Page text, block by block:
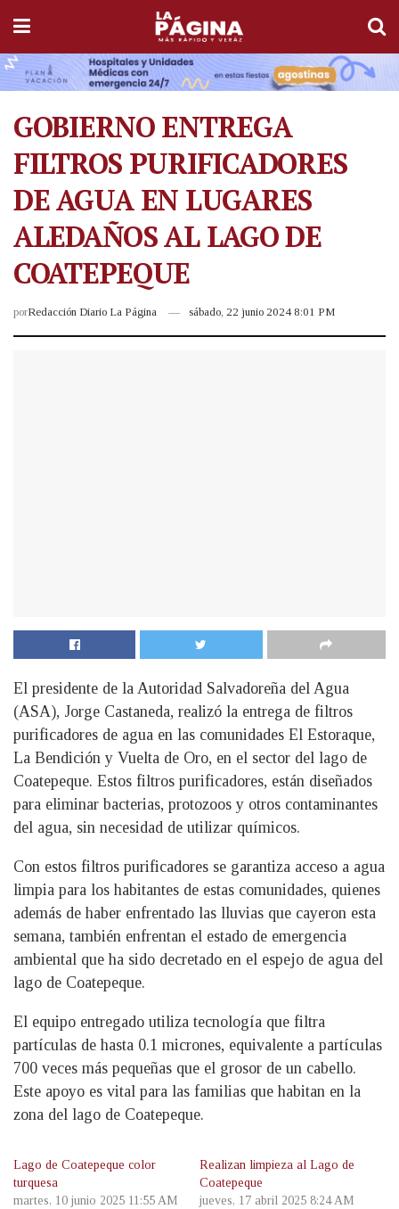
GOBIERNO ENTREGA
FILTROS PURIFICADORES
DE AGUA EN LUGARES
ALEDAÑOS AL LAGO DE
COATEPEQUE
porRedacción Diario La Página sábado, 22 junio 2024 8:01 PM
El presidente de la Autoridad Salvadoreña del Agua
(ASA), Jorge Castaneda, realizó la entrega de filtros
purificadores de agua en las comunidades El Estoraque,
La Bendición y Vuelta de Oro, en el sector del lago de
Coatepeque. Estos filtros purificadores, están diseñados
para eliminar bacterias, protozoos y otros contaminantes
del agua, sin necesidad de utilizar químicos.
Con estos filtros purificadores se garantiza acceso a agua
limpia para los habitantes de estas comunidades, quienes
además de haber enfrentado las lluvias que cayeron esta
semana, también enfrentan el estado de emergencia
ambiental que ha sido decretado en el espejo de agua del
lago de Coatepeque.
El equipo entregado utiliza tecnología que filtra
partículas de hasta 0.1 micrones, equivalente a partículas
700 veces más pequeñas que el grosor de un cabello.
Este apoyo es vital para las familias que habitan en la
zona del lago de Coatepeque.
Lago de Coatepeque color
turquesa
martes, 10 junio 2025 11:55 AM
Realizan limpieza al Lago de
Coatepeque
jueves, 17 abril 2025 8:24 AM